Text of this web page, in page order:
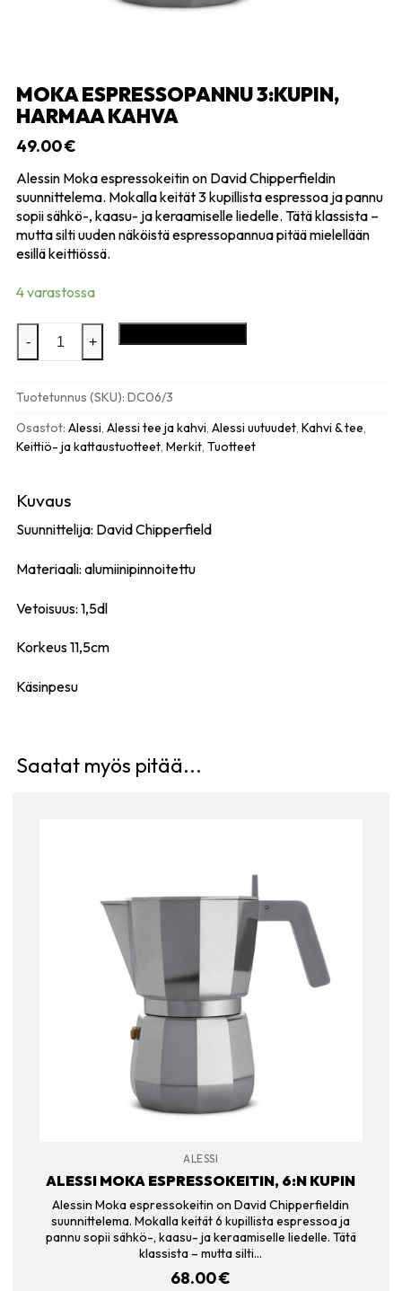
MOKA ESPRESSOPANNU 3:KUPIN,
HARMAA KAHVA
49.00€
Alessin Moka espressokeitin on David Chipperfieldin
suunnittelema. Mokalla keität 3 kupillista espressoa ja pannu
sopii sähkö-, kaasu- ja keraamiselle liedelle. Tätä klassista –
mutta silti uuden näköistä espressopannua pitää mielellään
esillä keittiössä.
4 varastossa
Moka
espressopannu
kahva
määrä
- +
Tuotetunnus (SKU):DC06/3
Osastot:Alessi,Alessi tee ja kahvi,Alessi uutuudet,Kahvi & tee,
Keittiö- ja kattaustuotteet,Merkit,Tuotteet
Kuvaus
Suunnittelija: David Chipperfield
Materiaali: alumiinipinnoitettu
Vetoisuus: 1,5dl
Korkeus 11,5cm
Käsinpesu
Saatat myös pitää...
ALESSI
ALESSI MOKA ESPRESSOKEITIN, 6:N KUPIN
Alessin Moka espressokeitin on David Chipperfieldin
suunnittelema. Mokalla keität 6 kupillista espressoa ja
pannu sopii sähkö-, kaasu- ja keraamiselle liedelle. Tätä
klassista – mutta silti…
68.00€